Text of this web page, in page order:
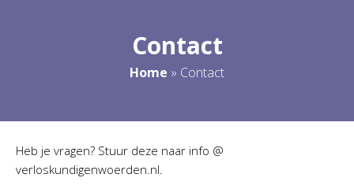
Contact
Home » Contact
Heb je vragen? Stuur deze naar info @
verloskundigenwoerden.nl.